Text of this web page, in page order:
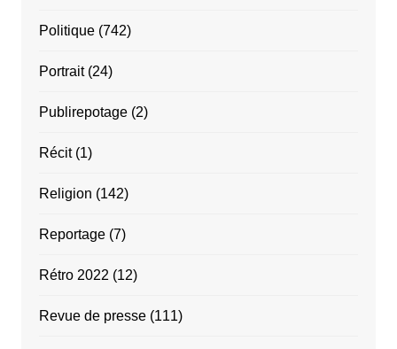
Politique(742)
Portrait(24)
Publirepotage(2)
Récit(1)
Religion (142)
Reportage(7)
Rétro 2022 (12)
Revue de presse(111)